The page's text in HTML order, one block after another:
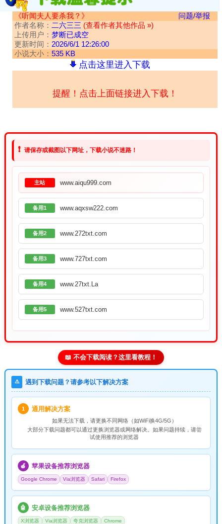
《听闻夫人要杀我？》
问题/举报
作者名称： 二六三三 (查看作者其他作品 »)
上传用户： 梦断已成空
更新时间： 2026/6/1 12:26:00
小说大小： 535 KB
点击这里进入下载
提醒！点击上面链接进入下载！
❗ 请保存或截图以下网址，下载小说不迷路！
主站 www.aiqu999.com
备用1 www.aqxsw222.com
备用2 www.272txt.com
备用3 www.727txt.com
备用4 www.27txt.La
备用5 www.527txt.com
📖 不会下载阅读？这里看教程！
⚠️ 遇到下载问题？请参考以下解决方案
1 通用解决方案
如果无法下载，请更换不同网络（如WiFi换4G/5G）
大部分下载问题都可以通过更换浏览器或网络解决。如果问题持续，请尝
试使用推荐的浏览器
🍎 苹果设备推荐浏览器
Google Chrome Via浏览器 Safari Firefox
🤖 安卓设备推荐浏览器
X浏览器 Via浏览器 夸克浏览器 Chrome